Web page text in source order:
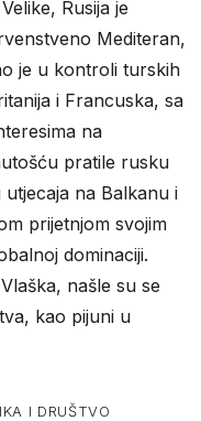
Rusija je
Mediteran,
je u kontroli turskih
i Francuska, sa
na
pratile rusku
na Balkanu i
prijetnjom svojim
dominaciji.
našle su se
kao pijuni u
I DRUŠTVO